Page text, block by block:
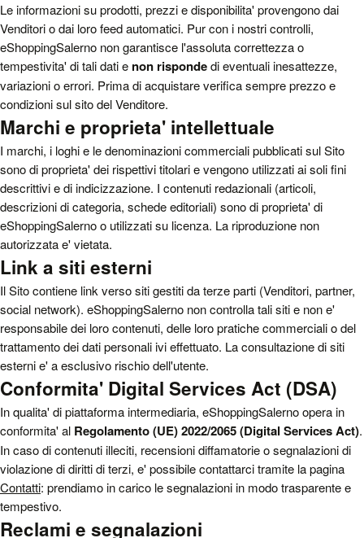
Le informazioni su prodotti, prezzi e disponibilita' provengono dai
Venditori o dai loro feed automatici. Pur con i nostri controlli,
eShoppingSalerno non garantisce l'assoluta correttezza o
tempestivita' di tali dati e non rispondedi eventuali inesattezze,
variazioni o errori. Prima di acquistare verifica sempre prezzo e
condizioni sul sito del Venditore.
Marchi e proprieta' intellettuale
I marchi, i loghi e le denominazioni commerciali pubblicati sul Sito
sono di proprieta' dei rispettivi titolari e vengono utilizzati ai soli fini
descrittivi e di indicizzazione. I contenuti redazionali (articoli,
descrizioni di categoria, schede editoriali) sono di proprieta' di
eShoppingSalerno o utilizzati su licenza. La riproduzione non
autorizzata e' vietata.
Link a siti esterni
Il Sito contiene link verso siti gestiti da terze parti (Venditori, partner,
social network). eShoppingSalerno non controlla tali siti e non e'
responsabile dei loro contenuti, delle loro pratiche commerciali o del
trattamento dei dati personali ivi effettuato. La consultazione di siti
esterni e' a esclusivo rischio dell'utente.
Conformita' Digital Services Act (DSA)
In qualita' di piattaforma intermediaria, eShoppingSalerno opera in
conformita' al Regolamento (UE) 2022/2065 (Digital Services Act).
In caso di contenuti illeciti, recensioni diffamatorie o segnalazioni di
violazione di diritti di terzi, e' possibile contattarci tramite la pagina
Contatti: prendiamo in carico le segnalazioni in modo trasparente e
tempestivo.
Reclami e segnalazioni